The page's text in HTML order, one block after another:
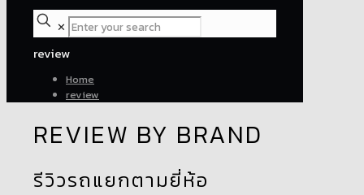
✕
review
Home
review
REVIEW BY BRAND
รีวิวรถแยกตามยี่ห้อ